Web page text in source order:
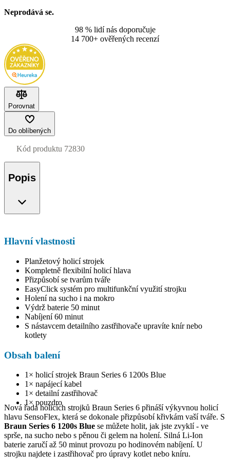
Neprodává se.
98 % lidí nás doporučuje
14 700+ ověřených recenzí
Porovnat
Do oblíbených
Kód produktu 72830
Popis
Hlavní vlastnosti
Planžetový holicí strojek
Kompletně flexibilní holicí hlava
Přizpůsobí se tvarům tváře
EasyClick systém pro multifunkční využití strojku
Holení na sucho i na mokro
Výdrž baterie 50 minut
Nabíjení 60 minut
S nástavcem detailního zastřihovače upravíte knír nebo
kotlety
Obsah balení
1× holicí strojek Braun Series 6 1200s Blue
1× napájecí kabel
1× detailní zastřihovač
1× pouzdro
Nová řada holicích strojků Braun Series 6 přináší výkyvnou holicí
hlavu SensoFlex, která se dokonale přizpůsobí křivkám vaší tváře. S
Braun Series 6 1200s Blue se můžete holit, jak jste zvyklí - ve
sprše, na sucho nebo s pěnou či gelem na holení. Silná Li-Ion
baterie zaručí až 50 minut provozu po hodinovém nabíjení. U
strojku najdete i zastřihovač pro úpravy kotlet nebo kníru.